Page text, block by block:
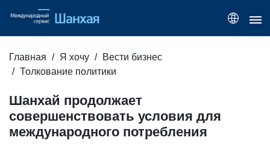
Главная Я хочу
Вести бизнес
Толкование политики
Шанхай продолжает
совершенствовать условия для
международного потребления